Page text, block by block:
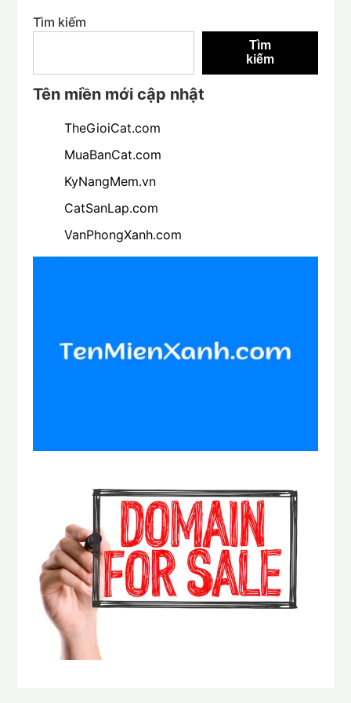
Tìm kiếm
Tìm
kiếm
Tên miền mới cập nhật
TheGioiCat.com
MuaBanCat.com
KyNangMem.vn
CatSanLap.com
VanPhongXanh.com